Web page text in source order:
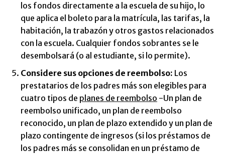
los fondos directamente a la escuela de su hijo, lo
que aplica el boleto para la matrícula, las tarifas, la
habitación, la trabazón y otros gastos relacionados
con la escuela. Cualquier fondos sobrantes se le
desembolsará (o al estudiante, si lo permite).
Considere sus opciones de reembolso: Los
prestatarios de los padres más son elegibles para
cuatro tipos de planes de reembolso -Un plan de
reembolso unificado, un plan de reembolso
reconocido, un plan de plazo extendido y un plan de
plazo contingente de ingresos (si los préstamos de
los padres más se consolidan en un préstamo de